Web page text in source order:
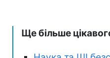
Ще більше